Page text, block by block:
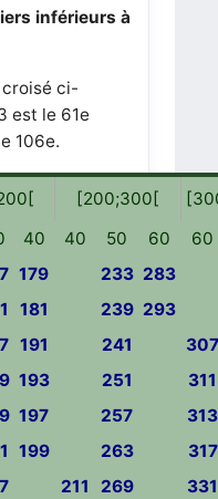
inférieurs à
croisé ci-
est le 61e
106e.
[200;300[
40 40 50 60
60
179 233 283
181 239 293
191 241
193 251
311
197 257
313
199 263
317
211 269
331